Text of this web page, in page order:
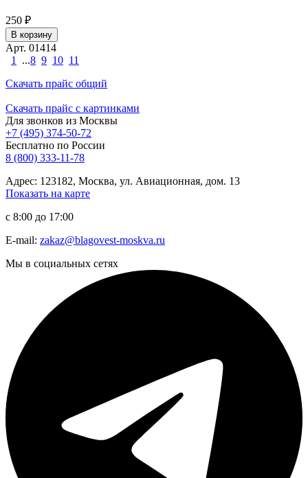
250 ₽
В корзину
Арт. 01414
1
...8 9 10 11
Скачать прайс общий
Скачать прайс с картинками
Для звонков из Москвы
+7 (495) 374-50-72
Бесплатно по России
8 (800) 333-11-78
Адрес: 123182, Москва, ул. Авиационная, дом. 13
Показать на карте
с 8:00 до 17:00
E-mail: zakaz@blagovest-moskva.ru
Мы в социальных сетях